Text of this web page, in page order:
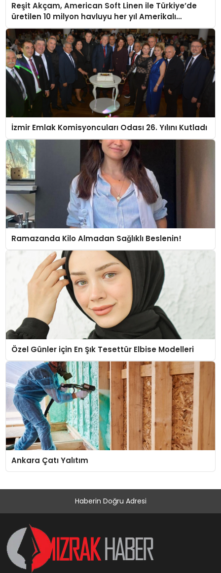
Reşit Akçam, American Soft Linen ile Türkiye’de
üretilen 10 milyon havluyu her yıl Amerikalı
tüketicilerle buluşturuyor
İzmir Emlak Komisyoncuları Odası 26. Yılını Kutladı
Ramazanda Kilo Almadan Sağlıklı Beslenin!
Özel Günler için En Şık Tesettür Elbise Modelleri
Ankara Çatı Yalıtım
Haberin Doğru Adresi